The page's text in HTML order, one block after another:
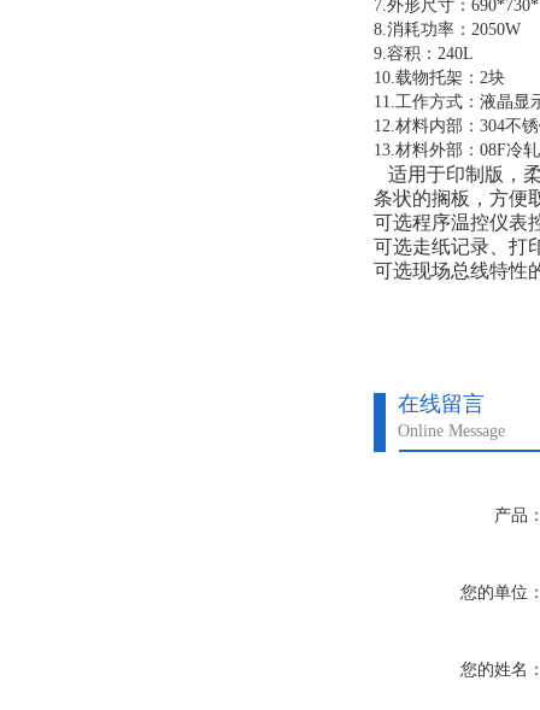
7.外形尺寸：
8.消耗功率：2050W
9.容积：240L
10.载物托架：2块
11.工作方式：液晶显
12.材料内部：304不
13.材料外部：08F冷
适用于印制版，
条状的搁板，方便
可选程序温控仪表
可选走纸记录、打
可选现场总线特性
在线留言
Online Message
产品
您的单位
您的姓名